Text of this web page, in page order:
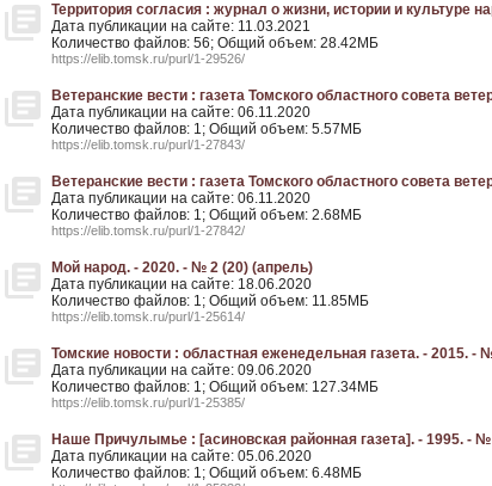
Территория согласия : журнал о жизни, истории и культуре
Дата публикации на сайте: 11.03.2021
Количество файлов: 56; Общий объем: 28.42МБ
https://elib.tomsk.ru/purl/1-29526/
Ветеранские вести : газета Томского областного совета
Дата публикации на сайте: 06.11.2020
Количество файлов: 1; Общий объем: 5.57МБ
https://elib.tomsk.ru/purl/1-27843/
Ветеранские вести : газета Томского областного совета
Дата публикации на сайте: 06.11.2020
Количество файлов: 1; Общий объем: 2.68МБ
https://elib.tomsk.ru/purl/1-27842/
Мой народ. - 2020. - № 2 (20) (апрель)
Дата публикации на сайте: 18.06.2020
Количество файлов: 1; Общий объем: 11.85МБ
https://elib.tomsk.ru/purl/1-25614/
Томские новости : областная еженедельная газета. - 2015. -
Дата публикации на сайте: 09.06.2020
Количество файлов: 1; Общий объем: 127.34МБ
https://elib.tomsk.ru/purl/1-25385/
Наше Причулымье : [асиновская районная газета]. - 1995. -
Дата публикации на сайте: 05.06.2020
Количество файлов: 1; Общий объем: 6.48МБ